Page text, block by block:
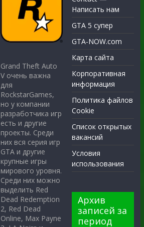
Grand Theft Auto
V очень важна
для
RockstarGames,
но у компании
разработчика игр
есть и другие
проекты. Среди
них вся серия игр
GTA и другие
крупные игры
мирового уровня.
Среди них можно
выделить Red
Dead Redemption
2, Red Dead
Online, Max Payne
Написать нам
GTA 5 супер
GTA-NOW.com
Карта сайта
Корпоративная
информация
Политика файлов
Cookie
Список открытых
вакансий
Условия
использования
Архив
записей за
период